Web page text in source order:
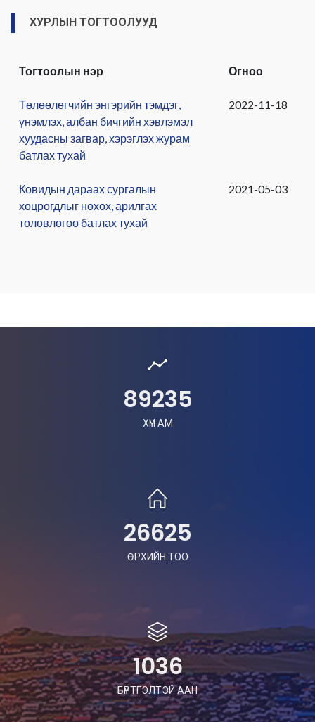
ХУРЛЫН ТОГТООЛУУД
Тогтоолын нэр Огноо
Төлөөлөгчийн энгэрийн тэмдэг,
үнэмлэх, албан бичгийн хэвлэмэл
хуудасны загвар, хэрэглэх журам
батлах тухай
2022-11-18
Ковидын дараах сургалын
хоцрогдлыг нөхөх, арилгах
төлөвлөгөө батлах тухай
2021-05-03
89235
ХҮН АМ
26625
ӨРХИЙН ТОО
1036
БҮРТГЭЛТЭЙ ААН